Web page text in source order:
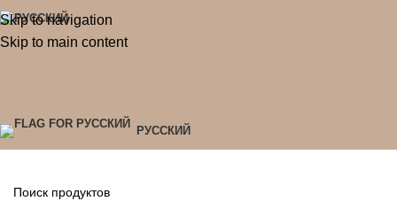
Skip to navigation
Skip to main content
РУССКИЙ